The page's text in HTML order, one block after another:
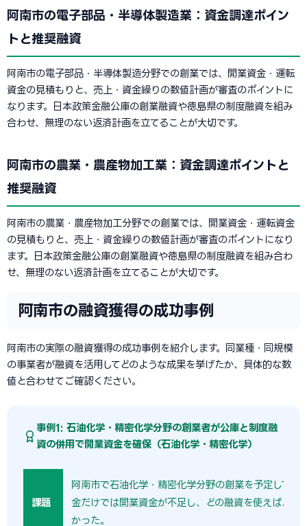
阿南市の電子部品・半導体製造業：資金調達ポイン
トと推奨融資
阿南市の電子部品・半導体製造分野での創業では、開業資金・運転
資金の見積もりと、売上・資金繰りの数値計画が審査のポイントに
なります。日本政策金融公庫の創業融資や徳島県の制度融資を組み
合わせ、無理のない返済計画を立てることが大切です。
阿南市の農業・農産物加工業：資金調達ポイントと
推奨融資
阿南市の農業・農産物加工分野での創業では、開業資金・運転資金
の見積もりと、売上・資金繰りの数値計画が審査のポイントになり
ます。日本政策金融公庫の創業融資や徳島県の制度融資を組み合わ
せ、無理のない返済計画を立てることが大切です。
阿南市の融資獲得の成功事例
阿南市の実際の融資獲得の成功事例を紹介します。同業種・同規模
の事業者が融資を活用してどのような成果を挙げたか、具体的な数
値と合わせてご確認ください。
事例1: 石油化学・精密化学分野の創業者が公庫と制度融
資の併用で開業資金を確保（石油化学・精密化学）
課題
阿南市で石油化学・精密化学分野の創業を予定してい
金だけでは開業資金が不足し、どの融資を使えばよい
かった。